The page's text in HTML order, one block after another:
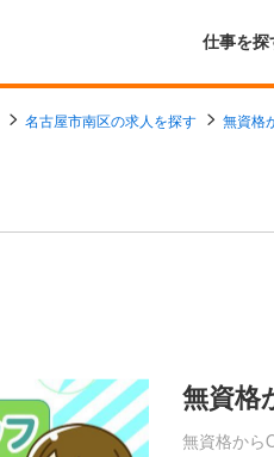
仕事を探
名古屋市南区の求人を探す 無資格
無資格
無資格から